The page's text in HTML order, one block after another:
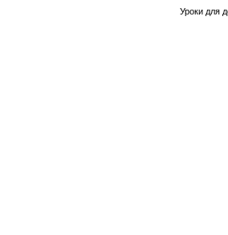
Уроки для